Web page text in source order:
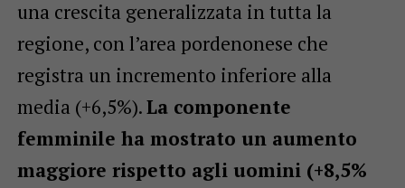
una crescita generalizzata in tutta la
regione, con l’area pordenonese che
registra un incremento inferiore alla
media (+6,5%).La componente
femminile ha mostrato un aumento
maggiore rispetto agli uomini (+8,5%